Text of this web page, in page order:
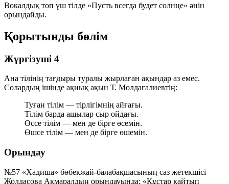
Вокалдық топ үш тілде «Пусть всегда будет солнце» әнін
орындайды.
Қорытынды бөлім
Жүргізуші 4
Ана тілінің тағдыры туралы жырлаған ақындар аз емес.
Солардың ішінде ақиық ақын Т. Молдағалиевтің:
Туған тілім — тірлігімнің айғағы.
Тілім барда ашылар сыр ойдағы.
Өссе тілім — мен де бірге өсемін.
Өшсе тілім — мен де бірге өшемін.
Орындау
№57 «Хадиша» бөбекжай-балабақшасының саз жетекшісі
Жолдасова Ақмаралдың орындауында: «Құстар қайтып